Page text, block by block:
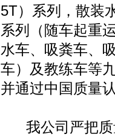
5T）系列，散装
系列（随车起重
水车、吸粪车、
车）及教练车等
并通过中国质量
我公司严把质